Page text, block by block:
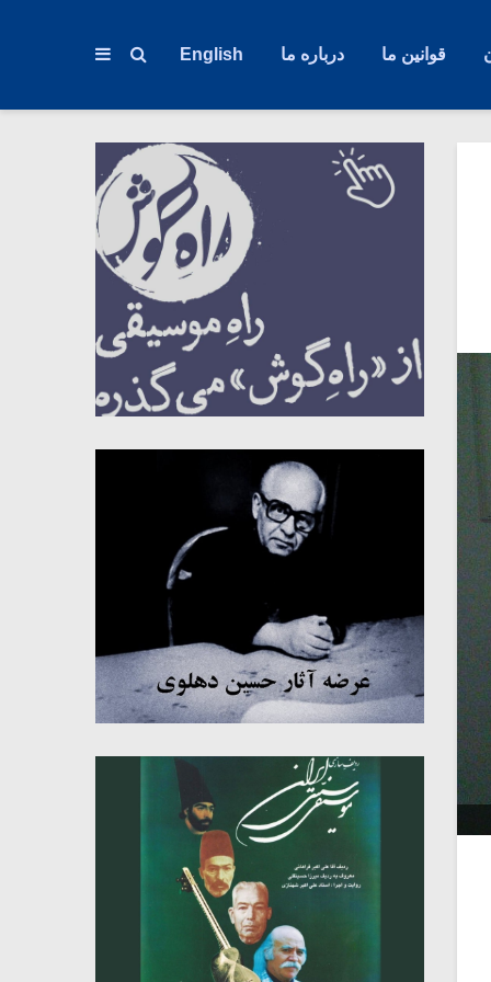
قوانین ما درباره ما English
میکلوش روژا